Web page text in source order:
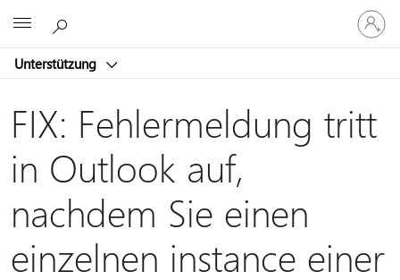
Unterstützung
Bei
Ihrem
Konto
FIX: Fehlermeldung tritt
in Outlook auf,
nachdem Sie einen
einzelnen instance einer